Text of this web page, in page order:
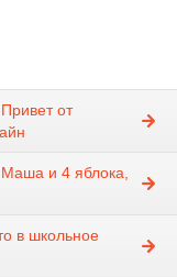
от
и 4 яблока,
в школьное